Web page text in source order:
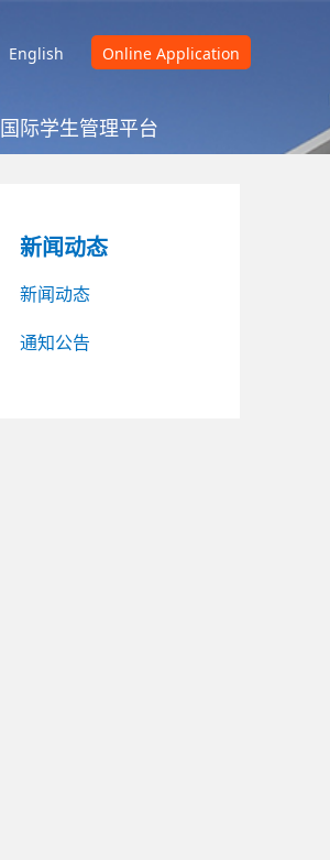
English Online Application
国际学生管理平台
新闻动态
新闻动态
通知公告